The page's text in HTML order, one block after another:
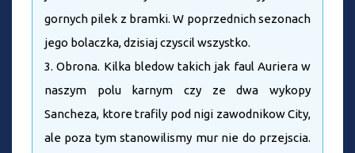
gornych pilek z bramki. W poprzednich sezonach
jego bolaczka, dzisiaj czyscil wszystko.
3. Obrona. Kilka bledow takich jak faul Auriera w
naszym polu karnym czy ze dwa wykopy
Sancheza, ktore trafily pod nigi zawodnikow City,
ale poza tym stanowilismy mur nie do przejscia.